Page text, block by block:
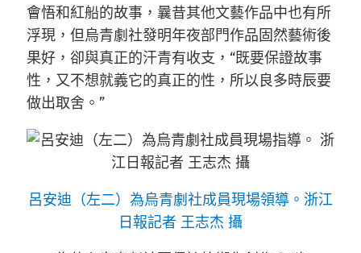
會悟和紅船的故事，曩昔其他文藝作品中也有所
浮現，但烏青劇社發明年夜部門作品固然藝術後
果好，卻與真正的汗青有收支，“既要保證故事
性，又不想就義它的真正的性，所以良多時辰要
做出取舍。”
呂安迪（左二）為烏青劇社成員現場領導。浙江
日報記者 王志杰 攝